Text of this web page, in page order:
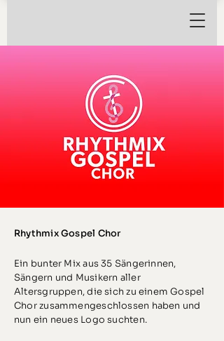
Rhythmix Gospel Chor
Ein bunter Mix aus 35 Sängerinnen,
Sängern und Musikern aller
Altersgruppen, die sich zu einem Gospel
Chor zusammengeschlossen haben und
nun ein neues Logo suchten.